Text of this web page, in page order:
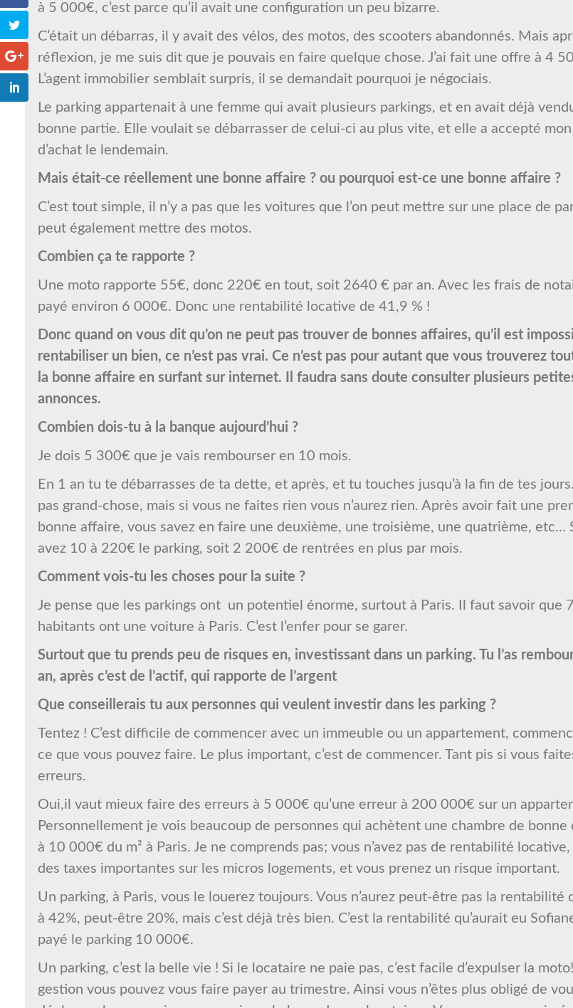
à 5 000€, c’est parce qu’il avait une configuration un peu bizarre.
C’était un débarras, il y avait des vélos, des motos, des scooters abandonnés. Mais
réflexion, je me suis dit que je pouvais en faire quelque chose. J’ai fait une offre à 4
L’agent immobilier semblait surpris, il se demandait pourquoi je négociais.
Le parking appartenait à une femme qui avait plusieurs parkings, et en avait déjà
bonne partie. Elle voulait se débarrasser de celui-ci au plus vite, et elle a accepté
d’achat le lendemain.
Mais était-ce réellement une bonne affaire ? ou pourquoi est-ce une bonne affaire ?
C’est tout simple, il n’y a pas que les voitures que l’on peut mettre sur une place de
peut également mettre des motos.
Combien ça te rapporte ?
Une moto rapporte 55€, donc 220€ en tout, soit 2640 € par an. Avec les frais de
payé environ 6 000€. Donc une rentabilité locative de 41,9 % !
Donc quand on vous dit qu’on ne peut pas trouver de bonnes affaires, qu’il est
rentabiliser un bien, ce n’est pas vrai. Ce n’est pas pour autant que vous trouverez
la bonne affaire en surfant sur internet. Il faudra sans doute consulter plusieurs
annonces.
Combien dois-tu à la banque aujourd’hui ?
Je dois 5 300€ que je vais rembourser en 10 mois.
En 1 an tu te débarrasses de ta dette, et après, et tu touches jusqu’à la fin de tes
pas grand-chose, mais si vous ne faites rien vous n’aurez rien. Après avoir fait une
bonne affaire, vous savez en faire une deuxième, une troisième, une quatrième, etc…
avez 10 à 220€ le parking, soit 2 200€ de rentrées en plus par mois.
Comment vois-tu les choses pour la suite ?
Je pense que les parkings ont un potentiel énorme, surtout à Paris. Il faut savoir que
habitants ont une voiture à Paris. C’est l’enfer pour se garer.
Surtout que tu prends peu de risques en, investissant dans un parking. Tu l’as
an, après c’est de l’actif, qui rapporte de l’argent
Que conseillerais tu aux personnes qui veulent investir dans les parking ?
Tentez ! C’est difficile de commencer avec un immeuble ou un appartement,
ce que vous pouvez faire. Le plus important, c’est de commencer. Tant pis si vous
erreurs.
Oui,il vaut mieux faire des erreurs à 5 000€ qu’une erreur à 200 000€ sur un
Personnellement je vois beaucoup de personnes qui achètent une chambre de bonne
à 10 000€ du m² à Paris. Je ne comprends pas; vous n’avez pas de rentabilité
des taxes importantes sur les micros logements, et vous prenez un risque important.
Un parking, à Paris, vous le louerez toujours. Vous n’aurez peut-être pas la rentabilité
à 42%, peut-être 20%, mais c’est déjà très bien. C’est la rentabilité qu’aurait eu
payé le parking 10 000€.
Un parking, c’est la belle vie ! Si le locataire ne paie pas, c’est facile d’expulser la
gestion vous pouvez vous faire payer au trimestre. Ainsi vous n’êtes plus obligé de